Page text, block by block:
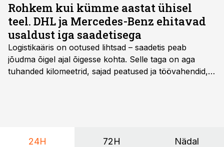
Rohkem kui kümme aastat ühisel
teel. DHL ja Mercedes-Benz ehitavad
usaldust iga saadetisega
Logistikaäris on ootused lihtsad – saadetis peab
jõudma õigel ajal õigesse kohta. Selle taga on aga
tuhanded kilomeetrid, sajad peatused ja töövahendid,
24H 72H Nädal